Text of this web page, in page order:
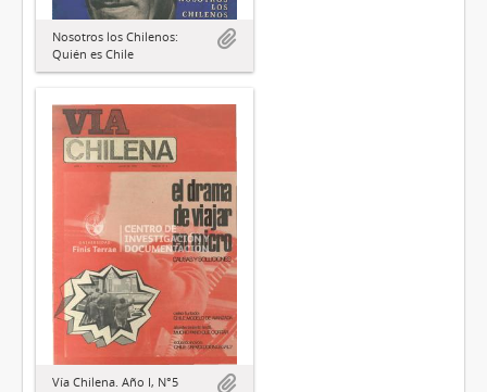
Nosotros los Chilenos:
Quién es Chile
Vía Chilena. Año I, N°5